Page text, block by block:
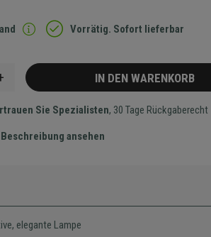
Vorrätig. Sofort lieferbar
IN DEN WARENKORB
Sie Spezialisten, 30 Tage Rückgaberecht
ansehen
elegante Lampe